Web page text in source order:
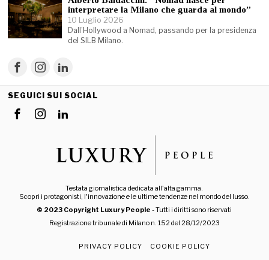
interpretare la Milano che guarda al mondo”
10 Luglio 2026
Dall’Hollywood a Nomad, passando per la presidenza
del SILB Milano.
SEGUICI SUI SOCIAL
Testata giornalistica dedicata all'alta gamma.
Scopri i protagonisti, l'innovazione e le ultime tendenze nel mondo del lusso.
© 2023 Copyright Luxury People - Tutti i diritti sono riservati
Registrazione tribunale di Milano n. 152 del 28/12/2023
PRIVACY POLICY COOKIE POLICY